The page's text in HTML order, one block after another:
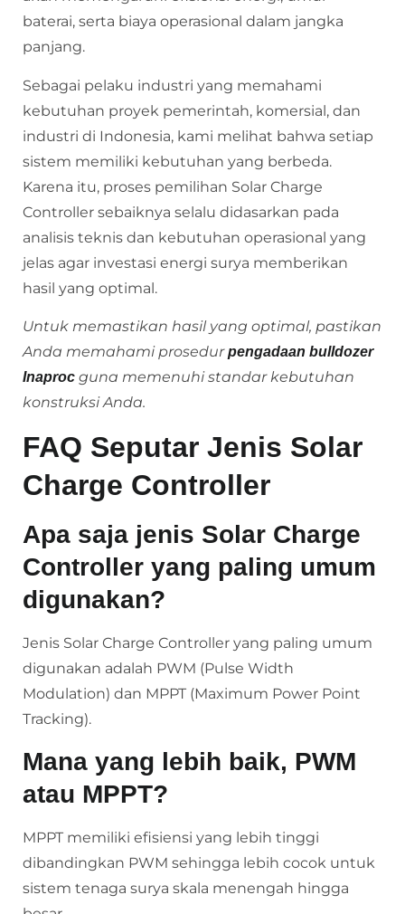
baterai, serta biaya operasional dalam jangka
panjang.
Sebagai pelaku industri yang memahami
kebutuhan proyek pemerintah, komersial, dan
industri di Indonesia, kami melihat bahwa setiap
sistem memiliki kebutuhan yang berbeda.
Karena itu, proses pemilihan Solar Charge
Controller sebaiknya selalu didasarkan pada
analisis teknis dan kebutuhan operasional yang
jelas agar investasi energi surya memberikan
hasil yang optimal.
Untuk memastikan hasil yang optimal, pastikan
Anda memahami prosedurpengadaan bulldozer
Inaproc guna memenuhi standar kebutuhan
konstruksi Anda.
FAQ Seputar Jenis Solar
Charge Controller
Apa saja jenis Solar Charge
Controller yang paling umum
digunakan?
Jenis Solar Charge Controller yang paling umum
digunakan adalah PWM (Pulse Width
Modulation) dan MPPT (Maximum Power Point
Tracking).
Mana yang lebih baik, PWM
atau MPPT?
MPPT memiliki efisiensi yang lebih tinggi
dibandingkan PWM sehingga lebih cocok untuk
sistem tenaga surya skala menengah hingga